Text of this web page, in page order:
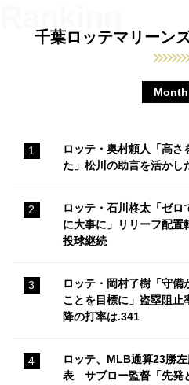
千葉ロッテマリーン
ロッテ・奥村頼人「高さ
た」松川の助言を活かし
ロッテ・石川柊太「ゼ
に大事に」リリーフ配置
投球継続
ロッテ・岡村了樹「守備
ことを目標に」盗塁阻止
降の打率は.341
ロッテ、MLB通算23勝
表 サブロー監督「先発